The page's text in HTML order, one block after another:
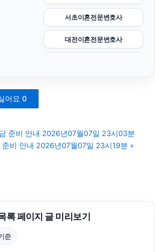
서초이혼전문변호사
대전이혼전문변호사
용인이혼변호사
이혼변호사
금천구하수구막힘
어요 0
준비 안내 2026년07월07일 23시03분
비 안내 2026년07월07일 23시19분 »
록 페이지 글 미리보기
준